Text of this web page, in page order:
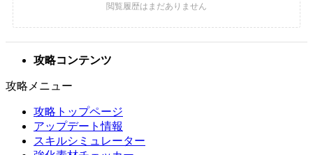
攻略コンテンツ
攻略メニュー
攻略トップページ
アップデート情報
スキルシミュレーター